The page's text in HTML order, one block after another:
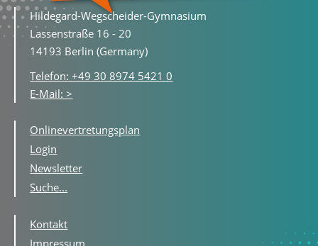
Hildegard-Wegscheider-Gymnasium
Lassenstraße 16 - 20
14193 Berlin (Germany)
Telefon: +49 30 8974 5421 0
E-Mail: >
Onlinevertretungsplan
Login
Newsletter
Suche...
Kontakt